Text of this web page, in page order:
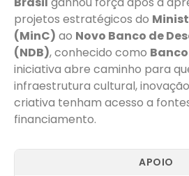
projetos estratégicos do
(MinC) ao Novo Banco de
(NDB), conhecido como Banco
iniciativa abre caminho para
infraestrutura cultural,
criativa tenham acesso a
financiamento.
APOIO